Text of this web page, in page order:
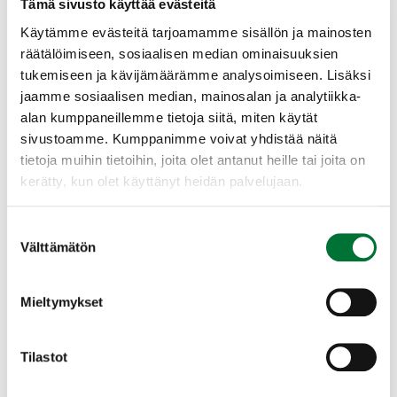
Tämä sivusto käyttää evästeitä
Käytämme evästeitä tarjoamamme sisällön ja mainosten
räätälöimiseen, sosiaalisen median ominaisuuksien
tukemiseen ja kävijämäärämme analysoimiseen. Lisäksi
jaamme sosiaalisen median, mainosalan ja analytiikka-
alan kumppaneillemme tietoja siitä, miten käytät
sivustoamme. Kumppanimme voivat yhdistää näitä
tietoja muihin tietoihin, joita olet antanut heille tai joita on
kerätty, kun olet käyttänyt heidän palvelujaan.
valinta
Välttämätön
Mieltymykset
Tilastot
lähempänä asutusta. ­Talvisin korppeja voi
nähdä kymmenien yksilöiden kokoisina
parvina kaatopaikoilla, sillä ne turvautuvat
usein niiden tarjoamiin antimiin. Yleensä
korpin näkee kuitenkin joko yksinään tai
pariskuntana. ­
Alunperin erämainen laji, mutta sopeutunut
nykyään käyttämään ihmisen muokkaamaa
ympäristöä hyväkseen ja etsii ravintonsa
mm. kaatopaikoilta. Ryöstää linnunpesiä ja
pyydystää lintujen ja nisäkkäiden poikasia.
Toisinaan korpit ”partioivat” valtateiden yllä
Laajenna lisätiedot
Lisääntyminen
useita kilometrejä. Pesä on puussa,